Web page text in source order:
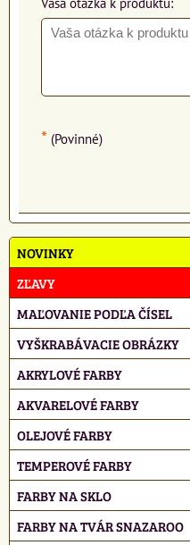
* (Povinné)
NOVINKY
ZĽAVY
MAĽOVANIE PODĽA ČÍSEL
VYŠKRABÁVACIE OBRÁZKY
AKRYLOVÉ FARBY
AKVARELOVÉ FARBY
OLEJOVÉ FARBY
TEMPEROVÉ FARBY
FARBY NA SKLO
FARBY NA TVÁR SNAZAROO